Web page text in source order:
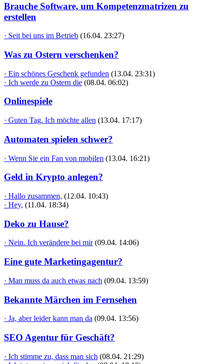
Brauche Software, um Kompetenzmatrizen zu
erstellen
· Seit bei uns im Betrieb (16.04. 23:27)
Was zu Ostern verschenken?
· Ein schönes Geschenk gefunden (13.04. 23:31)
· Ich werde zu Ostern die (08.04. 06:02)
Onlinespiele
· Guten Tag. Ich möchte allen (13.04. 17:17)
Automaten spielen schwer?
· Wenn Sie ein Fan von mobilen (13.04. 16:21)
Geld in Krypto anlegen?
· Hallo zusammen, (12.04. 10:43)
· Hey, (11.04. 18:34)
Deko zu Hause?
· Nein. Ich verändere bei mir (09.04. 14:06)
Eine gute Marketingagentur?
· Man muss da auch etwas nach (09.04. 13:59)
Bekannte Märchen im Fernsehen
· Ja, aber leider kann man da (09.04. 13:56)
SEO Agentur für Geschäft?
· Ich stimme zu, dass man sich (08.04. 21:29)